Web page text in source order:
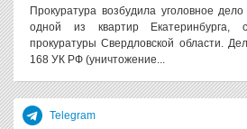
Прокуратура возбудила уголовное
одной из квартир Екатеринбурга,
прокуратуры Свердловской области.
168 УК РФ (уничтожение...
Telegram